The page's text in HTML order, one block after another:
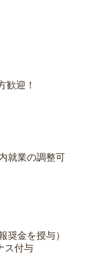
歓迎！
就業の調整可
奨金を授与）
ス付与